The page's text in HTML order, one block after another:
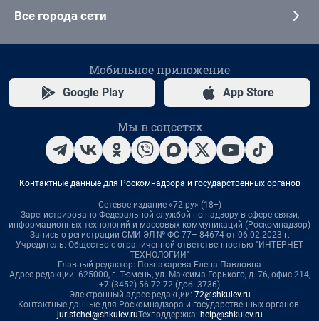
Все города сети
Мобильное приложение
Google Play App Store
Мы в соцсетях
Контактные данные для Роскомнадзора и государственных органов
Сетевое издание «72.ру» (18+)
Зарегистрировано Федеральной службой по надзору в сфере связи,
информационных технологий и массовых коммуникаций (Роскомнадзор)
Запись о регистрации СМИ ЭЛ № ФС 77– 84674 от 06.02.2023 г.
Учредитель: Общество с ограниченной ответственностью "ИНТЕРНЕТ
ТЕХНОЛОГИИ"
Главный редактор: Познахарева Елена Павловна
Адрес редакции: 625000, г. Тюмень, ул. Максима Горького, д. 76, офис 214,
+7 (3452) 56-72-72 (доб. 3736)
Электронный адрес редакции: 72@shkulev.ru
Контактные данные для Роскомнадзора и государственных органов:
juristchel@shkulev.ruТехподдержка: help@shkulev.ru